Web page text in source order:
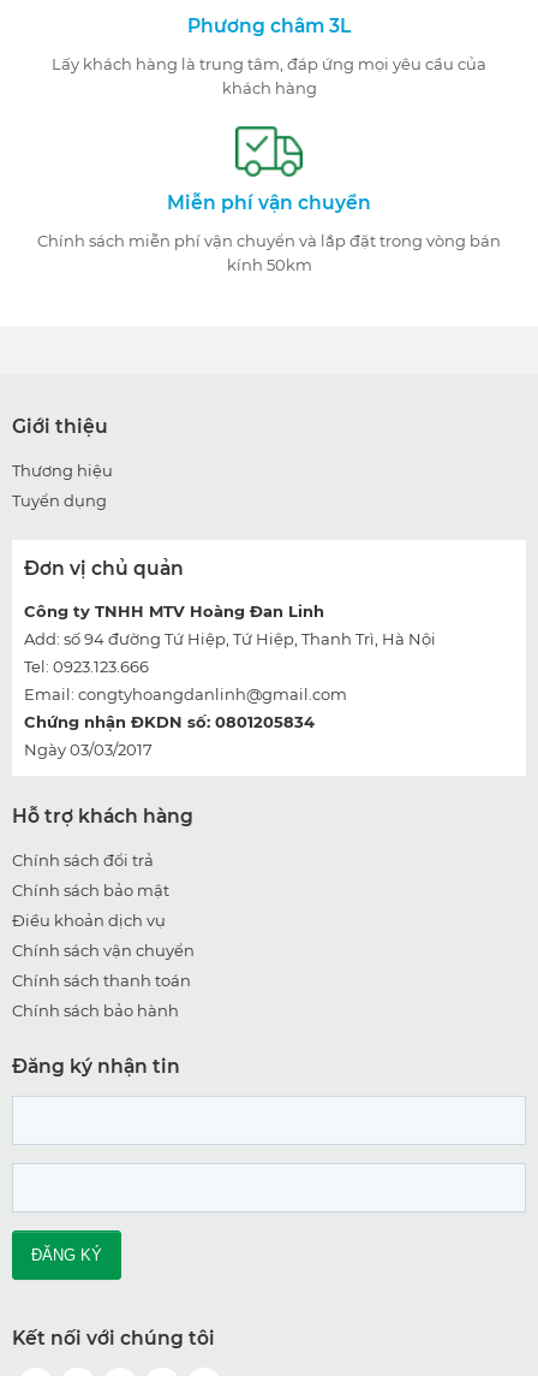
Phương châm 3L
Lấy khách hàng là trung tâm, đáp ứng mọi yêu cầu của
khách hàng
Miễn phí vận chuyển
Chính sách miễn phí vận chuyển và lắp đặt trong vòng bán
kính 50km
Giới thiệu
Thương hiệu
Tuyển dụng
Đơn vị chủ quản
Công ty TNHH MTV Hoàng Đan Linh
Add: số 94 đường Tứ Hiệp, Tứ Hiệp, Thanh Trì, Hà Nội
Tel: 0923.123.666
Email: congtyhoangdanlinh@gmail.com
Chứng nhận ĐKDN số: 0801205834
Ngày 03/03/2017
Hỗ trợ khách hàng
Chính sách đổi trả
Chính sách bảo mật
Điều khoản dịch vụ
Chính sách vận chuyển
Chính sách thanh toán
Chính sách bảo hành
Đăng ký nhận tin
Kết nối với chúng tôi